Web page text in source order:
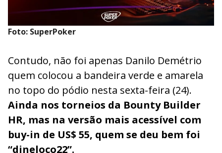
Foto: SuperPoker
Contudo, não foi apenas Danilo Demétrio
quem colocou a bandeira verde e amarela
no topo do pódio nesta sexta-feira (24).
Ainda nos torneios da Bounty Builder
HR, mas na versão mais acessível com
buy-in de US$ 55, quem se deu bem foi
“dineloco22”.